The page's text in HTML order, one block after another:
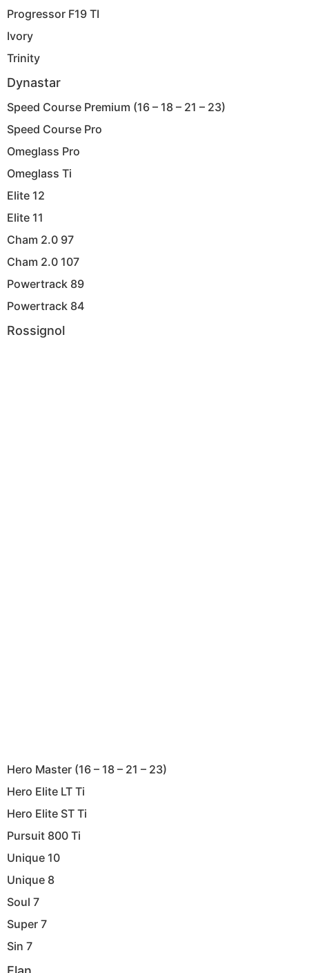
Progressor F19 TI
Ivory
Trinity
Dynastar
Speed Course Premium (16 – 18 – 21 – 23)
Speed Course Pro
Omeglass Pro
Omeglass Ti
Elite 12
Elite 11
Cham 2.0 97
Cham 2.0 107
Powertrack 89
Powertrack 84
Rossignol
Hero Master (16 – 18 – 21 – 23)
Hero Elite LT Ti
Hero Elite ST Ti
Pursuit 800 Ti
Unique 10
Unique 8
Soul 7
Super 7
Sin 7